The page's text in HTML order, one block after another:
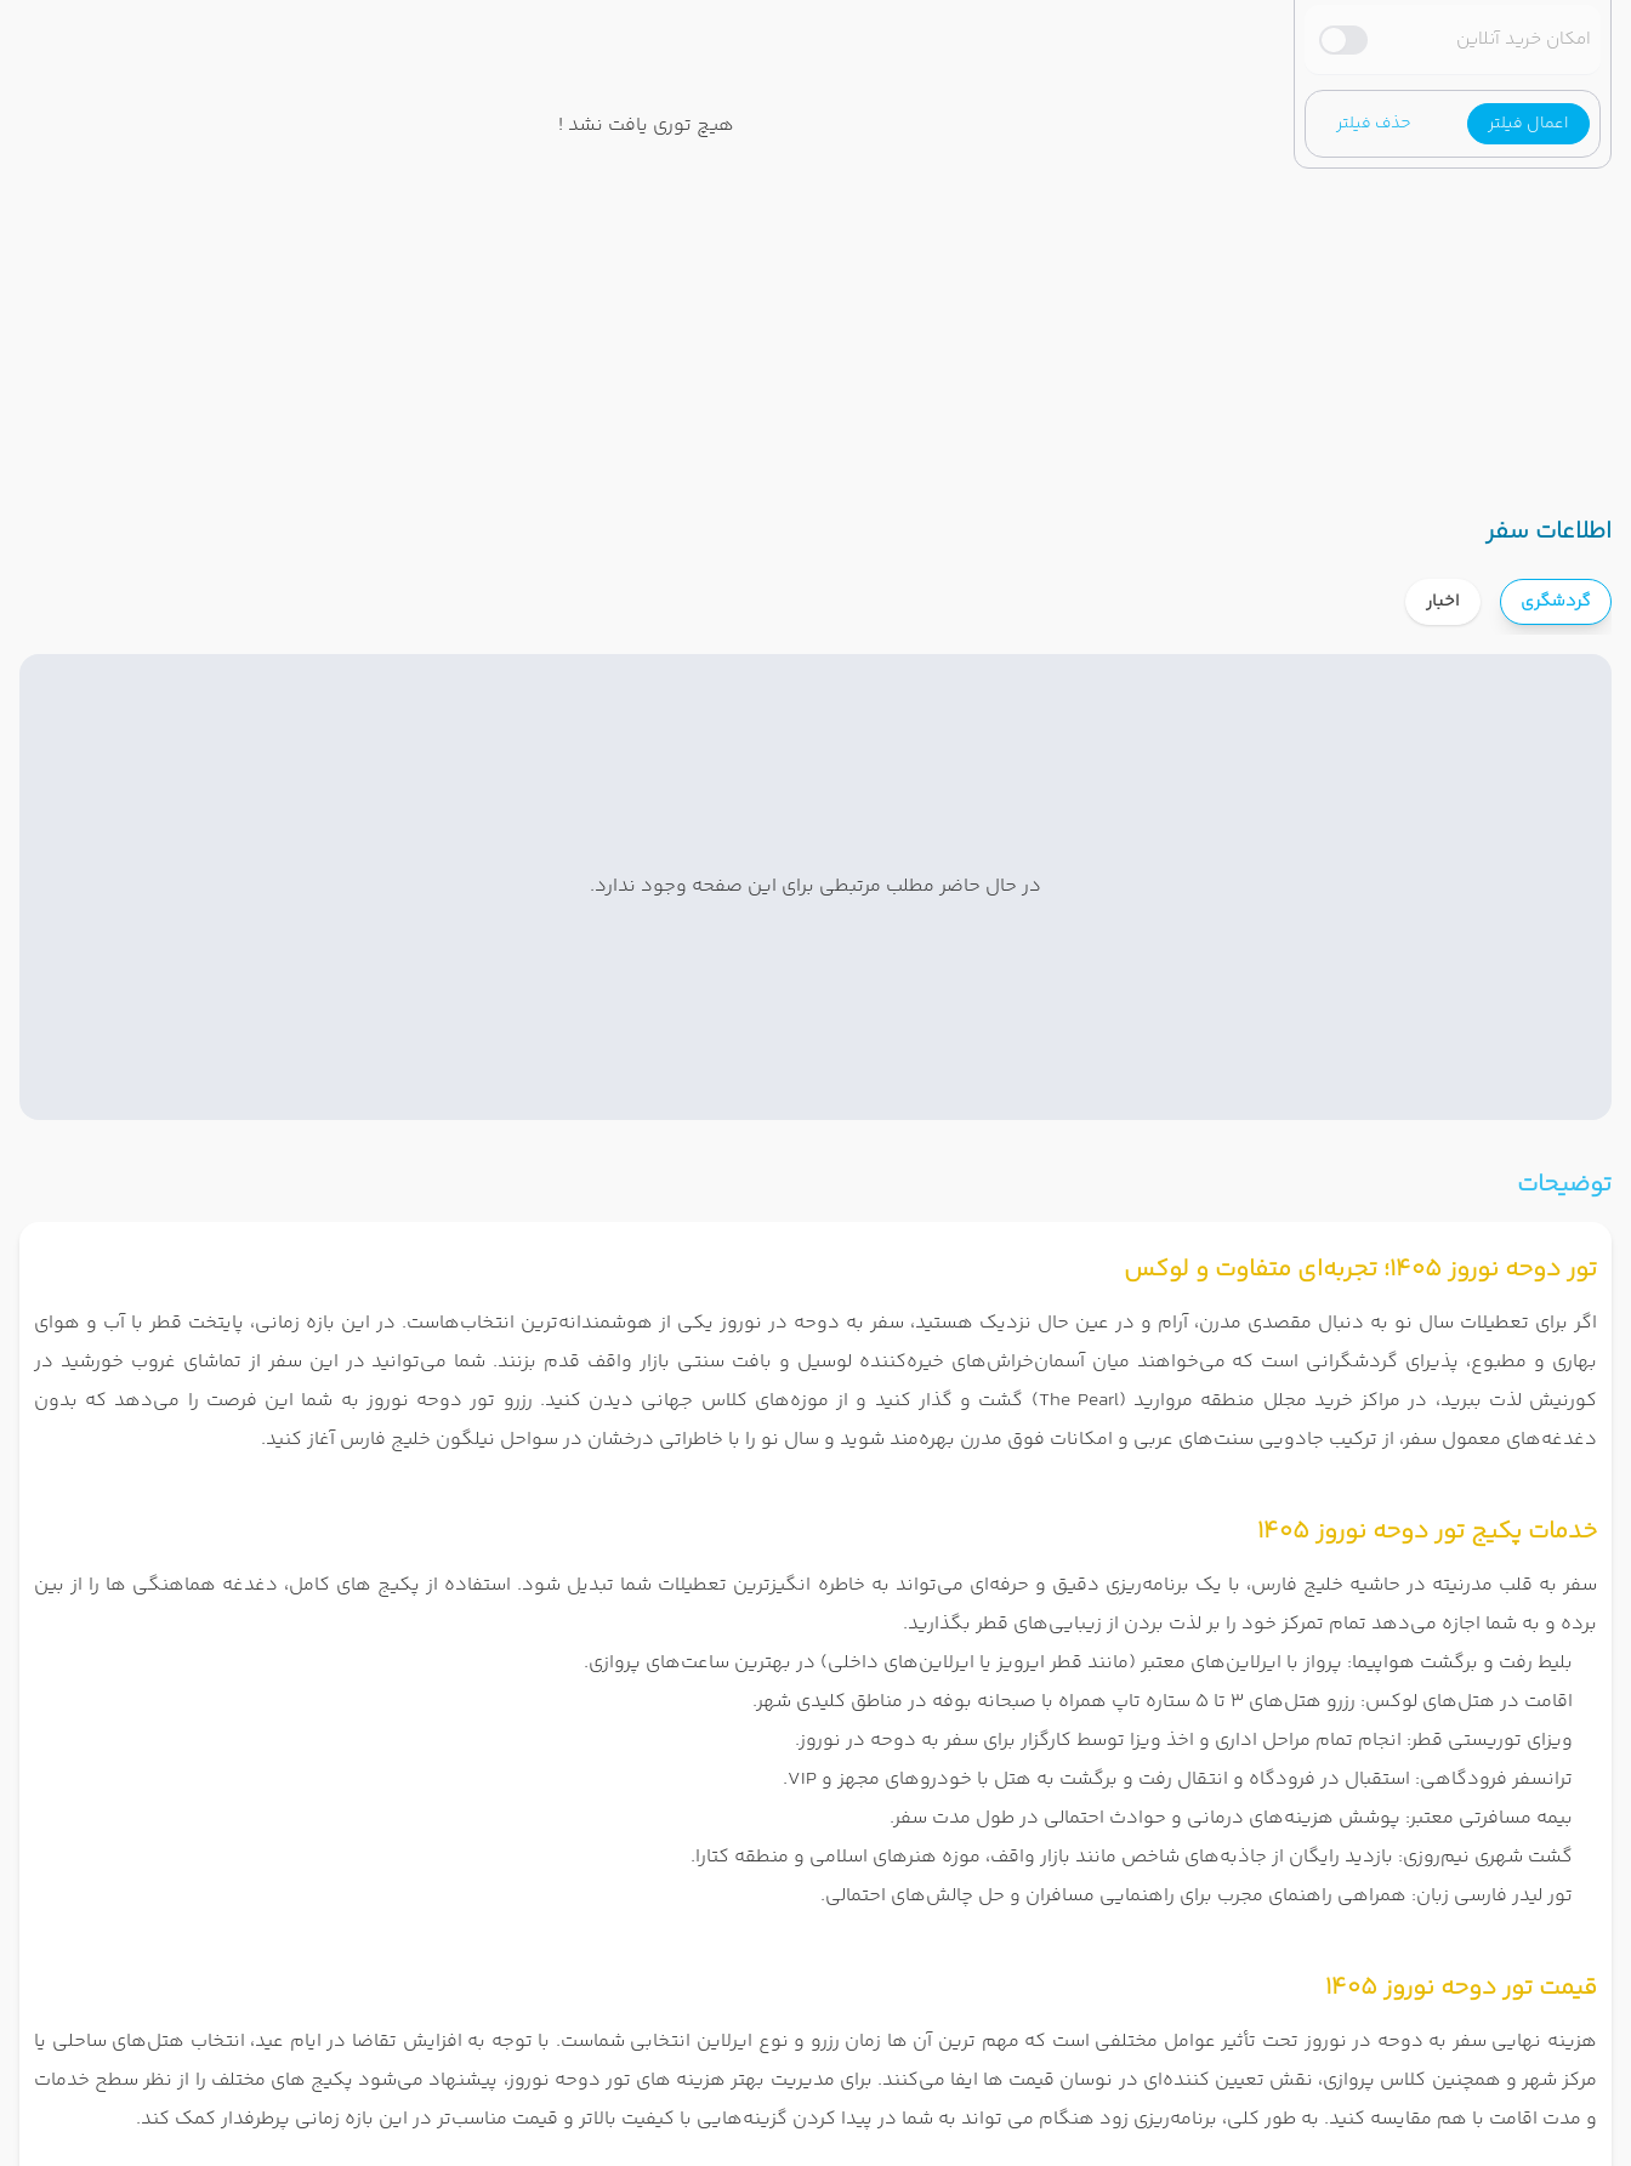
امکان خرید آنلاین
اعمال فیلتر حذف فیلتر هیچ توری یافت نشد !
اطلاعات سفر
گردشگری اخبار
در حال حاضر مطلب مرتبطی برای این صفحه وجود ندارد.
توضیحات
تور دوحه نوروز 1405؛ تجربه‌ای متفاوت و لوکس
اگر برای تعطیلات سال نو به دنبال مقصدی مدرن، آرام و در عین حال نزدیک هستید، سفر به دوحه در نوروز یکی از هوشمندانه‌ترین انتخاب‌هاست. در این بازه زمانی، پایتخت قطر با آب‌ و هوای
بهاری و مطبوع، پذیرای گردشگرانی است که می‌خواهند میان آسمان‌خراش‌های خیره‌کننده لوسیل و بافت سنتی بازار واقف قدم بزنند. شما می‌توانید در این سفر از تماشای غروب خورشید در
کورنیش لذت ببرید، در مراکز خرید مجلل منطقه مروارید (The Pearl) گشت ‌و گذار کنید و از موزه‌های کلاس جهانی دیدن کنید. رزرو تور دوحه نوروز به شما این فرصت را می‌دهد که بدون
دغدغه‌های معمول سفر، از ترکیب جادویی سنت‌های عربی و امکانات فوق‌ مدرن بهره‌مند شوید و سال نو را با خاطراتی درخشان در سواحل نیلگون خلیج فارس آغاز کنید.
خدمات پکیج تور دوحه نوروز 1405
سفر به قلب مدرنیته در حاشیه خلیج فارس، با یک برنامه‌ریزی دقیق و حرفه‌ای می‌تواند به خاطره ‌انگیزترین تعطیلات شما تبدیل شود. استفاده از پکیج‌ های کامل، دغدغه هماهنگی ‌ها را از بین
برده و به شما اجازه می‌دهد تمام تمرکز خود را بر لذت بردن از زیبایی‌های قطر بگذارید.
بلیط رفت و برگشت هواپیما: پرواز با ایرلاین‌های معتبر (مانند قطر ایرویز یا ایرلاین‌های داخلی) در بهترین ساعت‌های پروازی.
اقامت در هتل‌های لوکس: رزرو هتل‌های ۳ تا ۵ ستاره تاپ همراه با صبحانه بوفه در مناطق کلیدی شهر.
ویزای توریستی قطر: انجام تمام مراحل اداری و اخذ ویزا توسط کارگزار برای سفر به دوحه در نوروز.
ترانسفر فرودگاهی: استقبال در فرودگاه و انتقال رفت و برگشت به هتل با خودروهای مجهز و VIP.
بیمه مسافرتی معتبر: پوشش هزینه‌های درمانی و حوادث احتمالی در طول مدت سفر.
گشت شهری نیم‌روزی: بازدید رایگان از جاذبه‌های شاخص مانند بازار واقف، موزه هنرهای اسلامی و منطقه کتارا.
تور لیدر فارسی‌ زبان: همراهی راهنمای مجرب برای راهنمایی مسافران و حل چالش‌های احتمالی.
قیمت تور دوحه نوروز 1405
هزینه نهایی سفر به دوحه در نوروز تحت تأثیر عوامل مختلفی است که مهم ‌ترین آن ‌ها زمان رزرو و نوع ایرلاین انتخابی شماست. با توجه به افزایش تقاضا در ایام عید، انتخاب هتل‌های ساحلی یا
مرکز شهر و همچنین کلاس پروازی، نقش تعیین ‌کننده‌ای در نوسان قیمت ‌ها ایفا می‌کنند. برای مدیریت بهتر هزینه ‌های تور دوحه نوروز، پیشنهاد می‌شود پکیج ‌های مختلف را از نظر سطح خدمات
و مدت اقامت با هم مقایسه کنید. به‌ طور کلی، برنامه‌ریزی زود هنگام می‌ تواند به شما در پیدا کردن گزینه‌هایی با کیفیت بالاتر و قیمت مناسب‌تر در این بازه زمانی پرطرفدار کمک کند.